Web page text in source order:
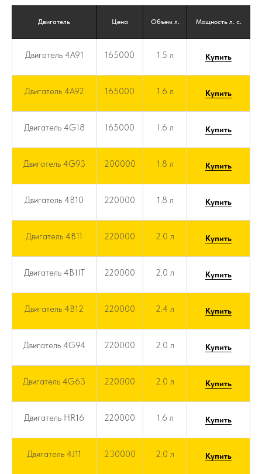
Двигатель Цена Объем л. Мощность л. с.
Двигатель 4A91 165000 1.5 л Купить
Двигатель 4A92 165000 1.6 л Купить
Двигатель 4G18 165000 1.6 л Купить
Двигатель 4G93 200000 1.8 л Купить
Двигатель 4B10 220000 1.8 л Купить
Двигатель 4B11 220000 2.0 л Купить
Двигатель 4B11T 220000 2.0 л Купить
Двигатель 4B12 220000 2.4 л Купить
Двигатель 4G94 220000 2.0 л Купить
Двигатель 4G63 220000 2.0 л Купить
Двигатель HR16 220000 1.6 л Купить
Двигатель 4J11 230000 2.0 л Купить